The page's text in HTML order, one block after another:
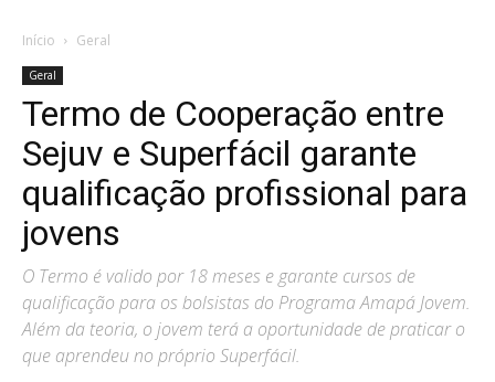
Início Geral
Geral
Termo de Cooperação entre
Sejuv e Superfácil garante
qualificação profissional para
jovens
O Termo é valido por 18 meses e garante cursos de
qualificação para os bolsistas do Programa Amapá Jovem.
Além da teoria, o jovem terá a oportunidade de praticar o
que aprendeu no próprio Superfácil.